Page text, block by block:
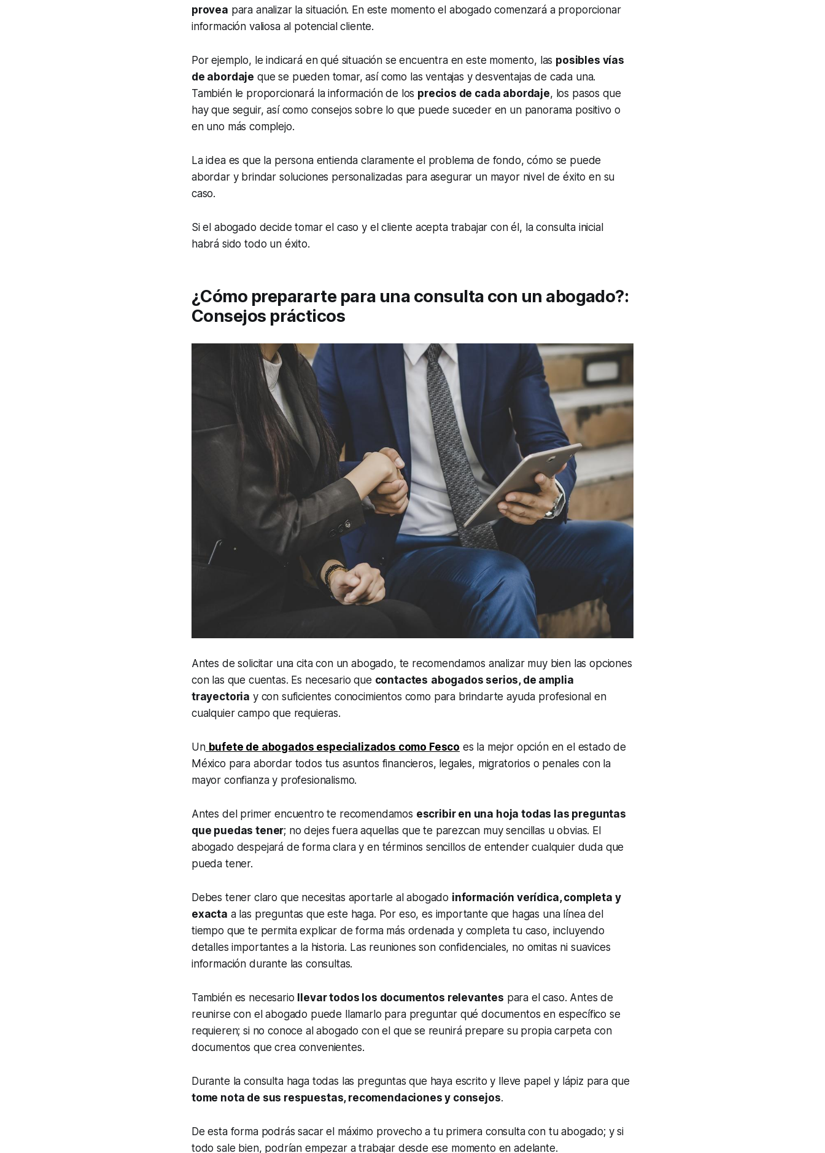
provea para analizar la situación. En este momento el abogado comenzará a proporcionar
información valiosa al potencial cliente.
Por ejemplo, le indicará en qué situación se encuentra en este momento, las posibles vías
de abordaje que se pueden tomar, así como las ventajas y desventajas de cada una.
También le proporcionará la información de los precios de cada abordaje, los pasos que
hay que seguir, así como consejos sobre lo que puede suceder en un panorama positivo o
en uno más complejo.
La idea es que la persona entienda claramente el problema de fondo, cómo se puede
abordar y brindar soluciones personalizadas para asegurar un mayor nivel de éxito en su
caso.
Si el abogado decide tomar el caso y el cliente acepta trabajar con él, la consulta inicial
habrá sido todo un éxito.
¿Cómo prepararte para una consulta con un abogado?:
Consejos prácticos
Antes de solicitar una cita con un abogado, te recomendamos analizar muy bien las opciones
con las que cuentas. Es necesario que contactes abogados serios, de amplia
trayectoria y con suficientes conocimientos como para brindarte ayuda profesional en
cualquier campo que requieras.
Un bufete de abogados especializados como Fesco es la mejor opción en el estado de
México para abordar todos tus asuntos financieros, legales, migratorios o penales con la
mayor confianza y profesionalismo.
Antes del primer encuentro te recomendamos escribir en una hoja todas las preguntas
que puedas tener; no dejes fuera aquellas que te parezcan muy sencillas u obvias. El
abogado despejará de forma clara y en términos sencillos de entender cualquier duda que
pueda tener.
Debes tener claro que necesitas aportarle al abogado información verídica, completa y
exacta a las preguntas que este haga. Por eso, es importante que hagas una línea del
tiempo que te permita explicar de forma más ordenada y completa tu caso, incluyendo
detalles importantes a la historia. Las reuniones son confidenciales, no omitas ni suavices
información durante las consultas.
También es necesario llevar todos los documentos relevantes para el caso. Antes de
reunirse con el abogado puede llamarlo para preguntar qué documentos en específico se
requieren; si no conoce al abogado con el que se reunirá prepare su propia carpeta con
documentos que crea convenientes.
Durante la consulta haga todas las preguntas que haya escrito y lleve papel y lápiz para que
tome nota de sus respuestas, recomendaciones y consejos.
De esta forma podrás sacar el máximo provecho a tu primera consulta con tu abogado; y si
todo sale bien, podrían empezar a trabajar desde ese momento en adelante.